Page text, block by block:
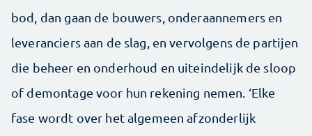
bod, dan gaan de bouwers, onderaannemers en
leveranciers aan de slag, en vervolgens de partijen
die beheer en onderhoud en uiteindelijk de sloop
of demontage voor hun rekening nemen. ‘Elke
fase wordt over het algemeen afzonderlijk